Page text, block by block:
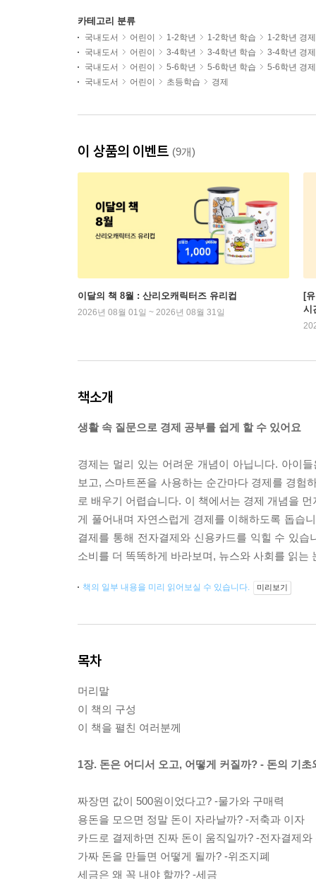
카테고리 분류
국내도서 어린이 1-2학년 1-2학년 학습
1-2학년 경제
국내도서
어린이 3-4학년 3-4학년 학습
3-4학년 경제
국내도서
어린이 5-6학년 5-6학년 학습
5-6학년 경제
국내도서
어린이 초등학습 경제
이 상품의 이벤트 (9개)
이달의 책 8월 : 산리오캐릭터즈 유리컵
2026년 08월 01일 ~ 2026년 08월 31일
[
시
책소개
생활 속 질문으로 경제 공부를 쉽게 할 수 있어요
경제는 멀리 있는 어려운 개념이 아닙니다. 아이
보고, 스마트폰을 사용하는 순간마다 경제를 경험
로 배우기 어렵습니다. 이 책에서는 경제 개념을
게 풀어내며 자연스럽게 경제를 이해하도록 돕습
결제를 통해 전자결제와 신용카드를 익힐 수 있
소비를 더 똑똑하게 바라보며, 뉴스와 사회를 읽는
책의 일부 내용을 미리 읽어보실 수 있습니다. 미리보기
목차
머리말
이 책의 구성
이 책을 펼친 여러분께
1장. 돈은 어디서 오고, 어떻게 커질까? - 돈의 기초
짜장면 값이 500원이었다고? -물가와 구매력
용돈을 모으면 정말 돈이 자라날까? -저축과 이자
카드로 결제하면 진짜 돈이 움직일까? -전자결제와
가짜 돈을 만들면 어떻게 될까? -위조지폐
세금은 왜 꼭 내야 할까? -세금